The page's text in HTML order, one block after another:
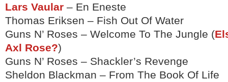
Lars Vaular – En Eneste
Thomas Eriksen – Fish Out Of Water
Guns N’ Roses – Welcome To The Jungle (
Axl Rose?)
Guns N’ Roses – Shackler’s Revenge
Sheldon Blackman – From The Book Of Life